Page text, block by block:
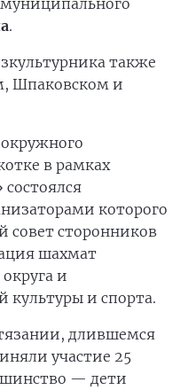
.
также
Шпаковском и
в рамках
которого
совет сторонников
шахмат
и
культуры и спорта.
длившемся
участие 25
— дети